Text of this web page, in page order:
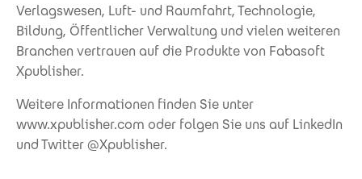
Verlagswesen, Luft- und Raumfahrt, Technologie,
Bildung, Öffentlicher Verwaltung und vielen weiteren
Branchen vertrauen auf die Produkte von Fabasoft
Xpublisher.
Weitere Informationen finden Sie unter
www.xpublisher.com oder folgen Sie uns auf LinkedIn
und Twitter @Xpublisher.